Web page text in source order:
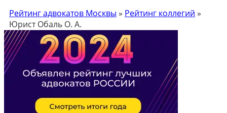
Рейтинг адвокатов Москвы » Рейтинг коллегий »
Юрист Обаль О. А.